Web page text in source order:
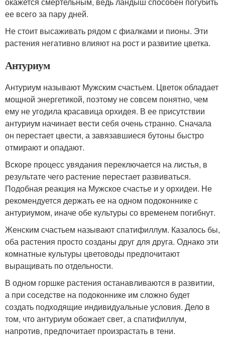
ее всего за пару дней.
Не стоит высаживать рядом с фиалками и пионы. Эти
растения негативно влияют на рост и развитие цветка.
Антуриум
Антуриум называют Мужским счастьем. Цветок обладает
мощной энергетикой, поэтому не совсем понятно, чем
ему не угодила красавица орхидея. В ее присутствии
антуриум начинает вести себя очень странно. Сначала
он перестает цвести, а завязавшиеся бутоны быстро
отмирают и опадают.
Вскоре процесс увядания переключается на листья, в
результате чего растение перестает развиваться.
Подобная реакция на Мужское счастье и у орхидеи. Не
рекомендуется держать ее на одном подоконнике с
антуриумом, иначе обе культуры со временем погибнут.
Женским счастьем называют спатифиллум. Казалось бы,
оба растения просто созданы друг для друга. Однако эти
комнатные культуры цветоводы предпочитают
выращивать по отдельности.
В одном горшке растения останавливаются в развитии,
а при соседстве на подоконнике им сложно будет
создать подходящие индивидуальные условия. Дело в
том, что антуриум обожает свет, а спатифиллум,
напротив, предпочитает произрастать в тени.